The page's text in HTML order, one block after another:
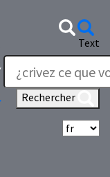
Text
Rechercher